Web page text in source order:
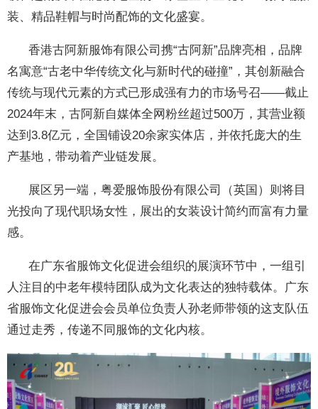
装、精品鞋帽与时尚配饰的文化盛宴。
香港古阿新服饰有限公司携“古阿新”品牌亮相，品牌
名寓意“古老中华传统文化与新时代的碰撞”，其创新融合
传统与现代元素的方式已形成强有力的市场号召——截止
2024年末，古阿新自媒体全网粉丝超过500万，其营业额
达到3.8亿元，全国铺设20余家实体店，并依托庞大的生
产基地，带动着产业链发展。
展区另一端，粤爱服饰股份有限公司（英国）则将目
光投向了现代职场女性，展出的女装设计简约而富有力量
感。
在广东省服饰文化促进会组织的展演环节中，一组引
人注目的中老年模特团队成为文化表达的独特载体。广东
省服饰文化促进会会员单位负责人孙老师带领的这支队伍
通过走秀，传递不同服饰的文化内核。